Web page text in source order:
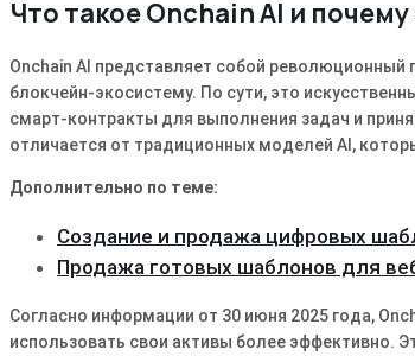
Что такое Onchain AI и
Onchain AI представляет собой революционный
блокчейн-экосистему. По сути, это
смарт-контракты для выполнения задач и
отличается от традиционных моделей AI,
Дополнительно по теме:
Создание и продажа цифровых
Продажа готовых шаблонов для
Согласно информации от 30 июня 2025 года,
использовать свои активы более эффективно.